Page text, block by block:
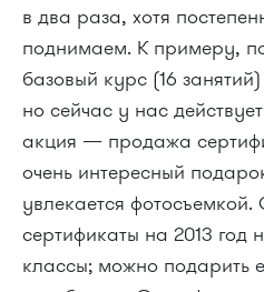
в два раза, хотя
поднимаем. К примеру,
базовый курс (16
но сейчас у нас
акция — продажа
очень интересный
увлекается
сертификаты на 2013 год
классы; можно подарить